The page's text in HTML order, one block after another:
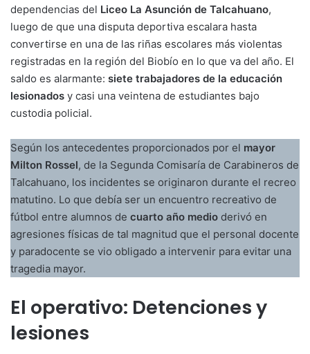
dependencias del Liceo La Asunción de Talcahuano,
luego de que una disputa deportiva escalara hasta
convertirse en una de las riñas escolares más violentas
registradas en la región del Biobío en lo que va del año. El
saldo es alarmante: siete trabajadores de la educación
lesionados y casi una veintena de estudiantes bajo
custodia policial.
Según los antecedentes proporcionados por el mayor
Milton Rossel, de la Segunda Comisaría de Carabineros de
Talcahuano, los incidentes se originaron durante el recreo
matutino. Lo que debía ser un encuentro recreativo de
fútbol entre alumnos de cuarto año medio derivó en
agresiones físicas de tal magnitud que el personal docente
y paradocente se vio obligado a intervenir para evitar una
tragedia mayor.
El operativo: Detenciones y
lesiones